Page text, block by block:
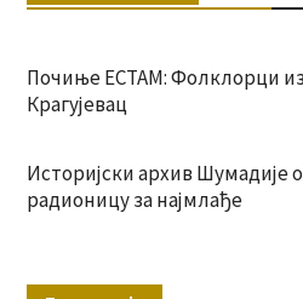
Почиње ЕСТАМ: Фолклорци
Крагујевац
Историјски архив Шумадије
радионицу за најмлађе